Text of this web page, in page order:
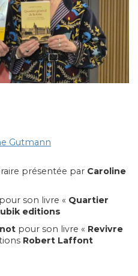
Gutmann
présentée par Caroline
pour son livre « Quartier
editions
pour son livre « Revivre
Robert Laffont